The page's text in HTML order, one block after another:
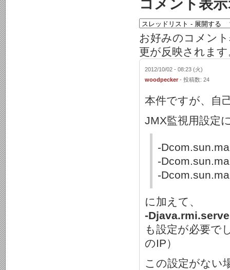
コメント表
お好みのコメン
更が反映されます
2012/10/02 - 08:23 (火)
woodpecker - 投稿数: 24
本件ですが、自
JMX監視用設定
-
-
-
に加えて、
-
も設定が必要で
のIP）
この設定がない